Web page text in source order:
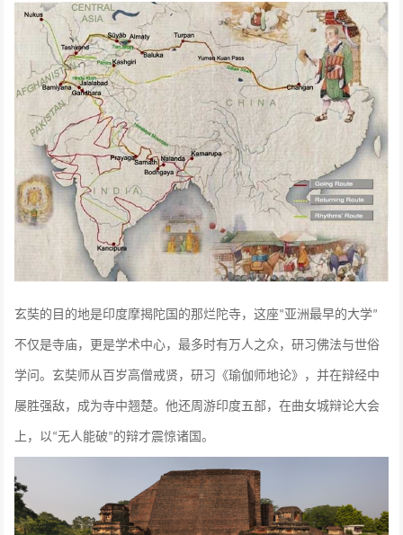
玄奘的目的地是印度摩揭陀国的那烂陀寺，这座“亚洲最早的大学”
不仅是寺庙，更是学术中心，最多时有万人之众，研习佛法与世俗
学问。玄奘师从百岁高僧戒贤，研习《瑜伽师地论》，并在辩经中
屡胜强敌，成为寺中翘楚。他还周游印度五部，在曲女城辩论大会
上，以 “无人能破”的辩才震惊诸国。